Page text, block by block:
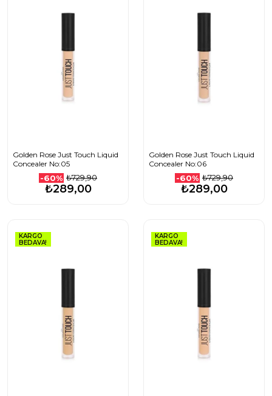
Golden Rose Just Touch Liquid
Concealer No:05
-60% ₺729,90
₺289,00
Golden Rose Just Touch Liquid
Concealer No:06
-60% ₺729,90
₺289,00
KARGO
BEDAVA!
KARGO
BEDAVA!